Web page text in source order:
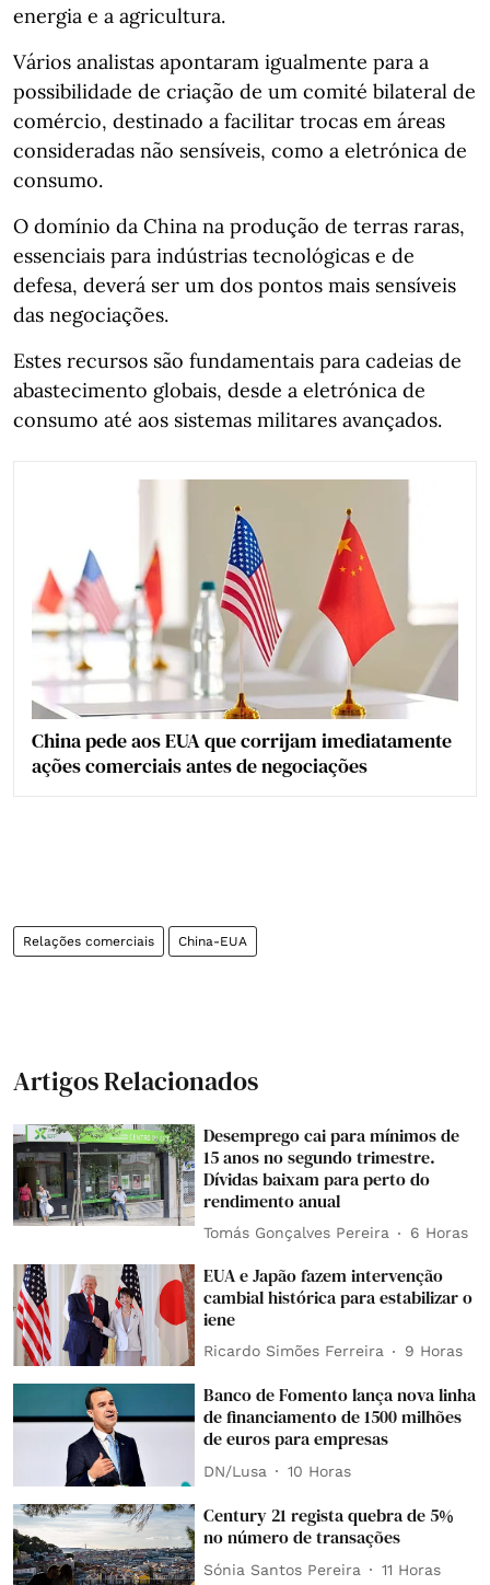
energia e a agricultura.
Vários analistas apontaram igualmente para a
possibilidade de criação de um comité bilateral de
comércio, destinado a facilitar trocas em áreas
consideradas não sensíveis, como a eletrónica de
consumo.
O domínio da China na produção de terras raras,
essenciais para indústrias tecnológicas e de
defesa, deverá ser um dos pontos mais sensíveis
das negociações.
Estes recursos são fundamentais para cadeias de
abastecimento globais, desde a eletrónica de
consumo até aos sistemas militares avançados.
China pede aos EUA que corrijam imediatamente
ações comerciais antes de negociações
Relações comerciais China-EUA
Artigos Relacionados
Desemprego cai para mínimos de
15 anos no segundo trimestre.
Dívidas baixam para perto do
rendimento anual
Tomás Gonçalves Pereira 6 Horas
EUA e Japão fazem intervenção
cambial histórica para estabilizar o
iene
Ricardo Simões Ferreira 9 Horas
Banco de Fomento lança nova linha
de financiamento de 1500 milhões
de euros para empresas
DN/Lusa 10 Horas
Century 21 regista quebra de 5%
no número de transações
Sónia Santos Pereira 11 Horas